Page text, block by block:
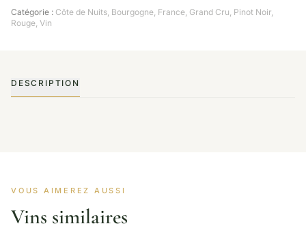
Catégorie : Côte de Nuits Bourgogne France Grand Cru Pinot Noir
Rouge Vin
DESCRIPTION
VOUS AIMEREZ AUSSI
Vins similaires